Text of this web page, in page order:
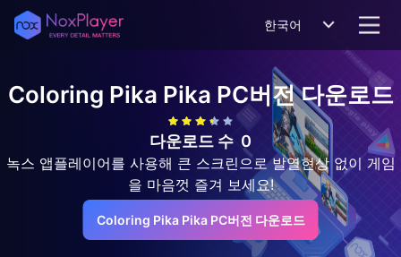
한국어
Coloring Pika Pika PC버전 다운로드
다운로드 수 0
녹스 앱플레이어를 사용해 큰 스크린으로 발열현상 없이 게임
을 마음껏 즐겨 보세요!
Coloring Pika Pika PC버전 다운로드